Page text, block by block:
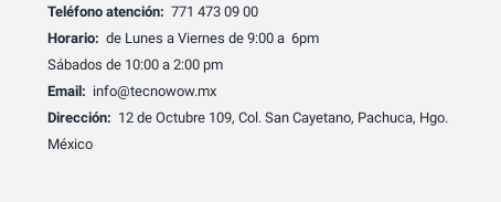
Teléfono atención: 771 473 09 00
Horario: de Lunes a Viernes de 9:00 a 6pm
Sábados de 10:00 a 2:00 pm
Email: info@tecnowow.mx
Dirección: 12 de Octubre 109, Col. San Cayetano, Pachuca, Hgo.
México